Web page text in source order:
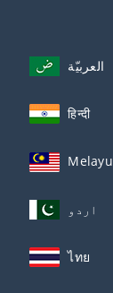
العربيّة
हिन्दी
Melayu
اردو
ไทย